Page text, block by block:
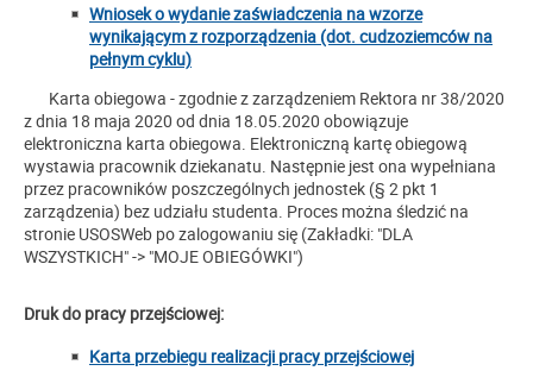
Wniosek o wydanie zaświadczenia na wzorze
wynikającym z rozporządzenia (dot. cudzoziemców na
pełnym cyklu)
Karta obiegowa - zgodnie z zarządzeniem Rektora nr 38/2020
z dnia 18 maja 2020 od dnia 18.05.2020 obowiązuje
elektroniczna karta obiegowa. Elektroniczną kartę obiegową
wystawia pracownik dziekanatu. Następnie jest ona wypełniana
przez pracowników poszczególnych jednostek (§ 2 pkt 1
zarządzenia) bez udziału studenta. Proces można śledzić na
stronie USOSWeb po zalogowaniu się (Zakładki: "DLA
WSZYSTKICH" -> "MOJE OBIEGÓWKI")
Druk do pracy przejściowej:
Karta przebiegu realizacji pracy przejściowej